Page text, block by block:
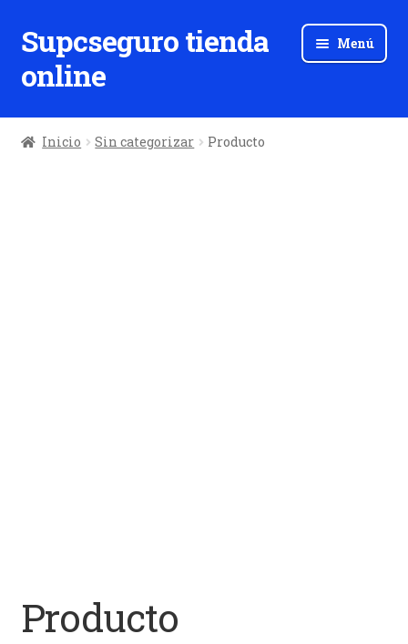
Ir
a
la
Ir
al
contenido
Supcseguro tienda
online
Menú
Inicio Sin categorizar Producto
Producto